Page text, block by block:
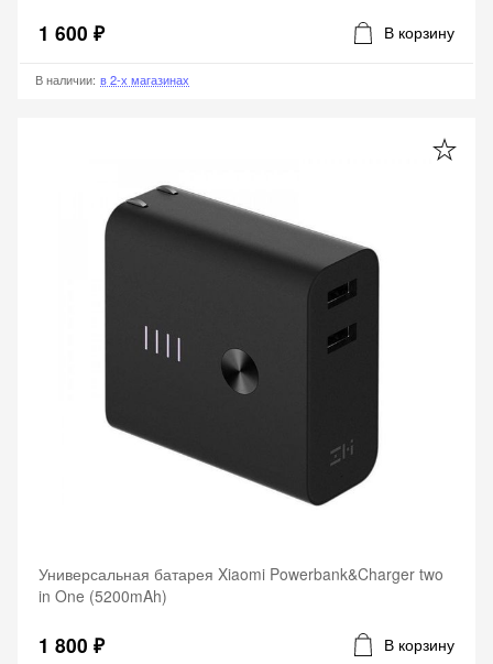
1 600 ₽ В корзину
В наличии: в 2-х магазинах
Универсальная батарея Xiaomi Powerbank&Charger two
in One (5200mAh)
1 800 ₽ В корзину